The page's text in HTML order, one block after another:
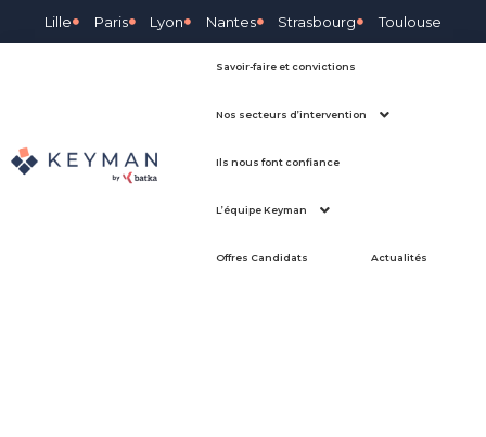
Lille Paris Lyon Nantes Strasbourg Toulouse
Savoir-faire et convictions
Nos secteurs d’intervention
Ils nous font confiance
L’équipe Keyman
Offres Candidats Actualités